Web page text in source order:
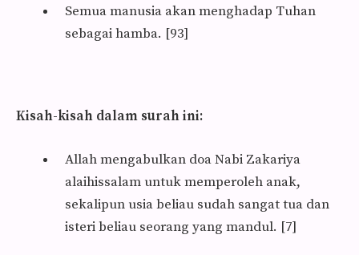
Semua manusia akan menghadap Tuhan
sebagai hamba. [93]
Kisah-kisah dalam surah ini:
Allah mengabulkan doa Nabi Zakariya
alaihissalam untuk memperoleh anak,
sekalipun usia be­liau sudah sangat tua dan
isteri beliau seorang yang mandul. [7]